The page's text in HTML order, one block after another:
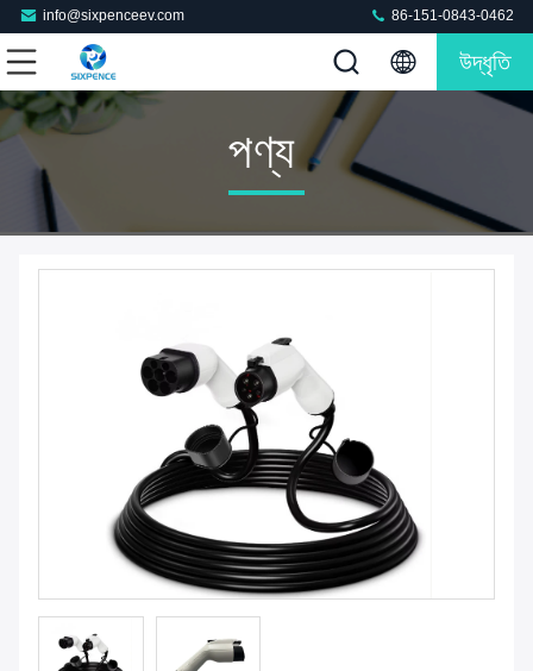
info@sixpenceev.com 86-151-0843-0462
উদ্ধৃতি
পণ্য